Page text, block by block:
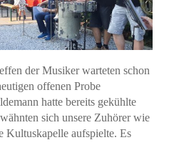
der Musiker warteten schon
offenen Probe
hatte bereits gekühlte
sich unsere Zuhörer wie
Kultuskapelle aufspielte. Es